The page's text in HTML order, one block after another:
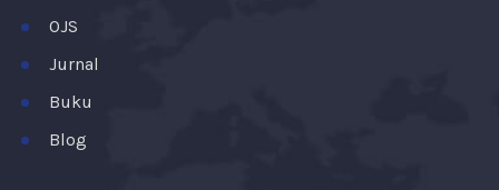
OJS
Jurnal
Buku
Blog